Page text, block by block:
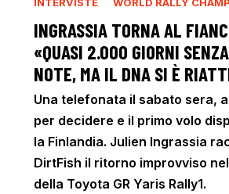
INGRASSIA TORNA AL
«QUASI 2.000 GIORNI
NOTE, MA IL DNA SI È
Una telefonata il sabato sera,
per decidere e il primo volo
la Finlandia. Julien Ingrassia
DirtFish il ritorno improvviso
della Toyota GR Yaris Rally1.